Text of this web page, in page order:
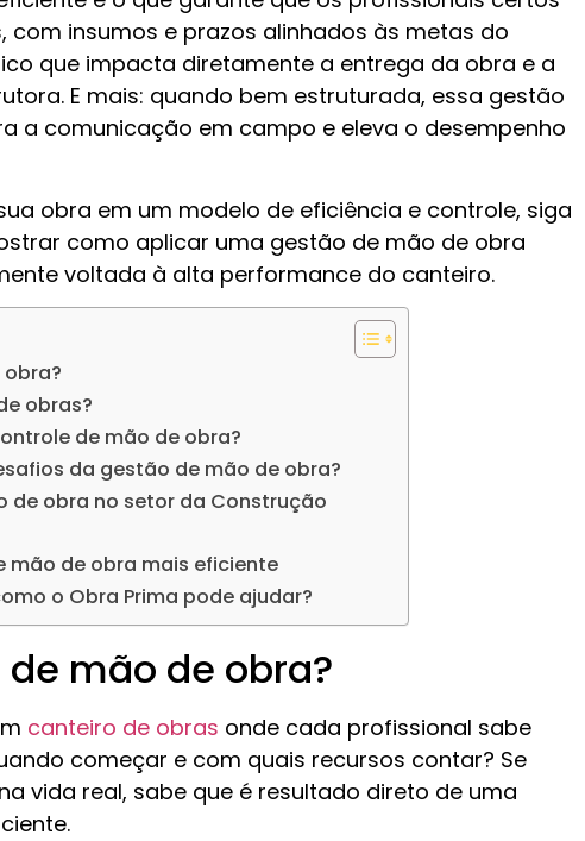
com insumos e prazos alinhados às metas do
que impacta diretamente a entrega da obra e a
E mais: quando bem estruturada, essa gestão
a comunicação em campo e eleva o desempenho
obra em um modelo de eficiência e controle, siga
como aplicar uma gestão de mão de obra
voltada à alta performance do canteiro.
obras?
de mão de obra?
da gestão de mão de obra?
de obra no setor da Construção
mão de obra mais eficiente
o Obra Prima pode ajudar?
mão de obra?
canteiro de obras onde cada profissional sabe
começar e com quais recursos contar? Se
vida real, sabe que é resultado direto de uma